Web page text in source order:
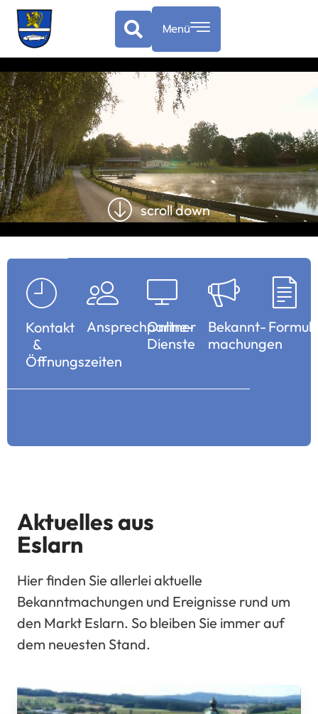
springen
Menü
scroll down
Kontakt
&
Öffnungszeiten
Ansprechpartner
Online-
Dienste
Bekannt­
machungen
Aktuelles aus
Eslarn
Hier finden Sie allerlei aktuelle
Bekanntmachungen und Ereignisse rund um
den Markt Eslarn. So bleiben Sie immer auf
dem neuesten Stand.